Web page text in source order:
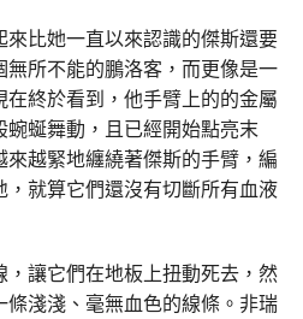
比她一直以來認識的傑斯還要
所不能的鵬洛客，而更像是一
終於看到，他手臂上的的金屬
蜒舞動，且已經開始點亮末
越緊地纏繞著傑斯的手臂，編
就算它們還沒有切斷所有血液
讓它們在地板上扭動死去，然
淺淺、毫無血色的線條。非瑞